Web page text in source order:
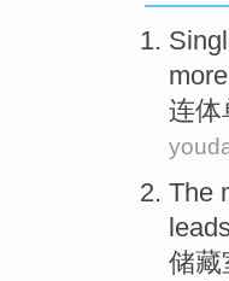
连体
The
储藏